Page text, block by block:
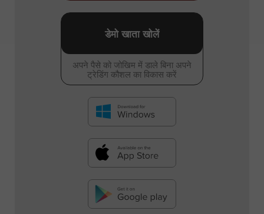
अपने पैसे को जोखिम में डाले बिना अपने
ट्रेडिंग कौशल का विकास करें
डेमो खाता खोलें